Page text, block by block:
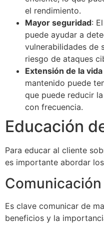
el rendimiento.
Mayor seguridad:
puede ayudar a
vulnerabilidades de
riesgo de ataques
Extensión de la
mantenido puede
que puede reducir
con frecuencia.
Educación
Para educar al cliente
es importante abordar
Es clave comunicar de
beneficios y la